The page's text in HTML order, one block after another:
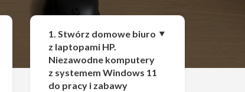
1. Stwórz domowe biuro
z laptopami HP.
Niezawodne komputery
z systemem Windows 11
do pracy i zabawy